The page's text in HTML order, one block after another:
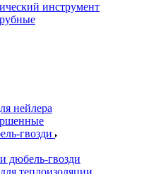
инструмент
нейлера
гвозди
дюбель-гвозди
теплоизоляции